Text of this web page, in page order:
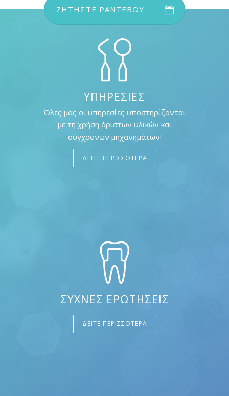
ΖΗΤΗΣΤΕ ΡΑΝΤΕΒΟΥ
ΥΠΗΡΕΣΙΕΣ
Όλες μας οι υπηρεσίες υποστηρίζονται
με τη χρήση άριστων υλικών και
σύγχρονων μηχανημάτων!
ΔΕΙΤΕ ΠΕΡΙΣΣΟΤΕΡΑ
ΣΥΧΝΕΣ ΕΡΩΤΗΣΕΙΣ
ΔΕΙΤΕ ΠΕΡΙΣΣΟΤΕΡΑ